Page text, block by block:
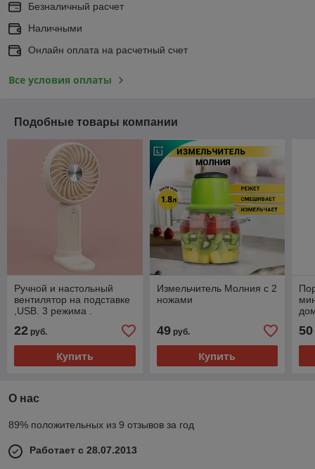
Безналичный расчет
Наличными
Онлайн оплата на расчетный счет
Все условия оплаты
Подобные товары компании
Ручной и настольный
вентилятор на подставке
,USB. 3 режима .
22 руб.
Купить
Измельчитель Молния с 2
ножами
49руб.
Купить
50
О нас
89% положительных из 9 отзывов за год
Работает с 28.07.2013